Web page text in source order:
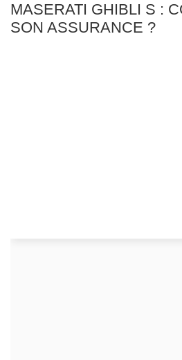
MASERATI GHIBLI S :
SON ASSURANCE ?